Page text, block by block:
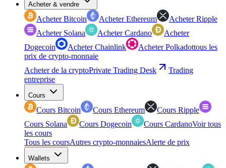
Acheter & vendre
Acheter Bitcoin Acheter Ethereum
Acheter Ripple
Acheter Solana
Acheter Cardano
Acheter
Dogecoin
Acheter Chainlink Acheter Polkadottous les
prix de crypto-monnaie
Acheter de la cryptoPrivate Trading Desk
Trading
entreprise
Cours
Cours Bitcoin Cours Ethereum
Cours Ripple
Cours Solana
Cours Dogecoin Cours CardanoVoir tous
les cours
Tous les coursAutres crypto-monnaiesAlerte de prix
Wallets